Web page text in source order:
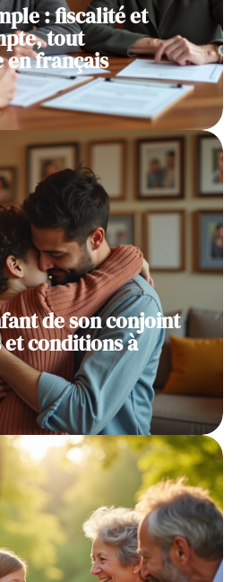
: fiscalité et
tout
français
de son conjoint
et conditions à